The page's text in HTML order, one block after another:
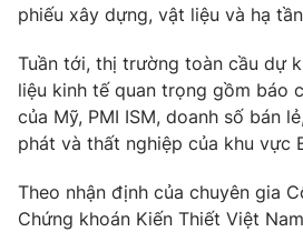
phiếu xây dựng, vật liệu và hạ
Tuần tới, thị trường toàn cầu dự
liệu kinh tế quan trọng gồm báo
của Mỹ, PMI ISM, doanh số bán
phát và thất nghiệp của khu vực
Theo nhận định của chuyên gia
Chứng khoán Kiến Thiết Việt